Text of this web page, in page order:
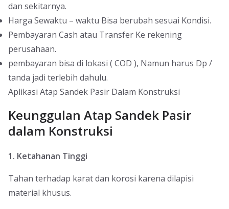
dan sekitarnya.
Harga Sewaktu – waktu Bisa berubah sesuai Kondisi.
Pembayaran Cash atau Transfer Ke rekening
perusahaan.
pembayaran bisa di lokasi ( COD ), Namun harus Dp /
tanda jadi terlebih dahulu.
Aplikasi Atap Sandek Pasir Dalam Konstruksi
Keunggulan Atap Sandek Pasir
dalam Konstruksi
1. Ketahanan Tinggi
Tahan terhadap karat dan korosi karena dilapisi
material khusus.